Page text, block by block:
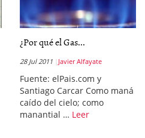
¿Por qué el Gas...
28 Jul 2011 Javier Alfayate
Fuente: elPais.com y
Santiago Carcar Como maná
caído del cielo; como
manantial … Leer